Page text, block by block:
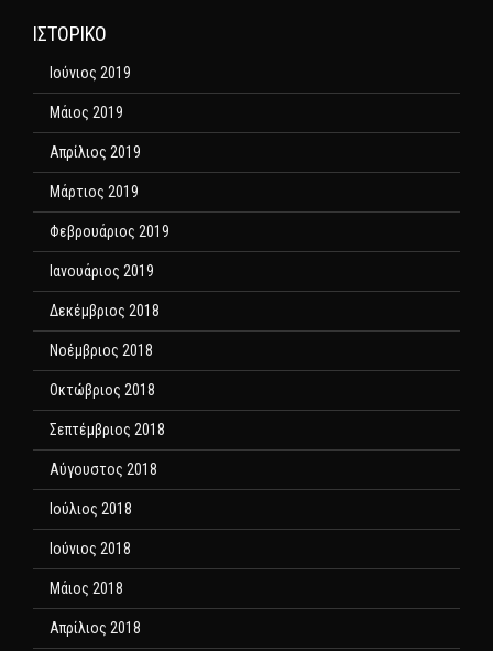
ΙΣΤΟΡΙΚΌ
Ιούνιος 2019
Μάιος 2019
Απρίλιος 2019
Μάρτιος 2019
Φεβρουάριος 2019
Ιανουάριος 2019
Δεκέμβριος 2018
Νοέμβριος 2018
Οκτώβριος 2018
Σεπτέμβριος 2018
Αύγουστος 2018
Ιούλιος 2018
Ιούνιος 2018
Μάιος 2018
Απρίλιος 2018